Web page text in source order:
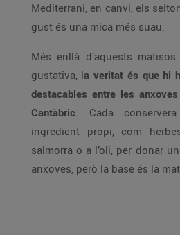
Mediterrani, en canvi, els
gust és una mica més suau.
Més enllà d’aquests
gustativa, la veritat és que hi
destacables entre les
Cantàbric. Cada
ingredient propi, com
salmorra o a l’oli, per donar
anxoves, però la base és la